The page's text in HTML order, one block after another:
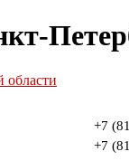
+7
+7